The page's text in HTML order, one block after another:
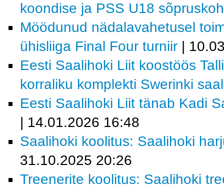
koondise ja PSS U18
Möödunud nädalavahetusel
ühisliiga Final Four turniir |
Eesti Saalihoki Liit koostöös
korraliku komplekti Swerinki
Eesti Saalihoki Liit tänab Kadi
| 14.01.2026 16:48
Saalihoki koolitus: Saalihoki
31.10.2025 20:26
Treenerite koolitus: Saalihoki